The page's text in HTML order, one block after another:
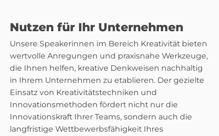
Nutzen für Ihr Unternehmen
Unsere Speakerinnen im Bereich Kreativität bieten
wertvolle Anregungen und praxisnahe Werkzeuge,
die Ihnen helfen, kreative Denkweisen nachhaltig
in Ihrem Unternehmen zu etablieren. Der gezielte
Einsatz von Kreativitätstechniken und
Innovationsmethoden fördert nicht nur die
Innovationskraft Ihrer Teams, sondern auch die
langfristige Wettbewerbsfähigkeit Ihres